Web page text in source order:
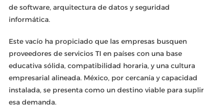
de software, arquitectura de datos y seguridad
informática.
Este vacío ha propiciado que las empresas busquen
proveedores de servicios TI en países con una base
educativa sólida, compatibilidad horaria, y una cultura
empresarial alineada. México, por cercanía y capacidad
instalada, se presenta como un destino viable para suplir
esa demanda.